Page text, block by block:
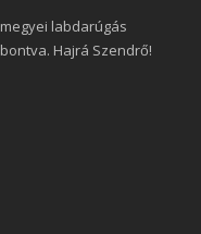
labdarúgás
Hajrá Szendrő!